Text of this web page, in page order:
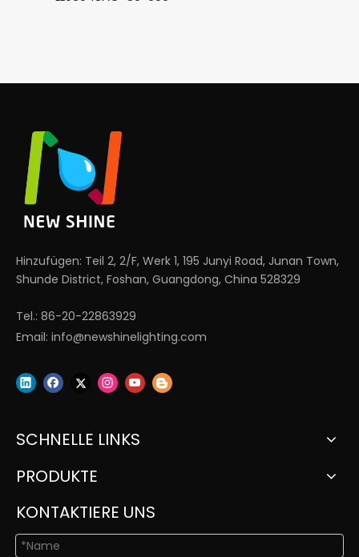
Hinzufügen: Teil 2, 2/F, Werk 1, 195 Junyi Road, Junan Town,
Shunde District, Foshan, Guangdong, China 528329
Tel.: 86-20-22863929
Email: info@newshinelighting.com
SCHNELLE LINKS
PRODUKTE
KONTAKTIERE UNS